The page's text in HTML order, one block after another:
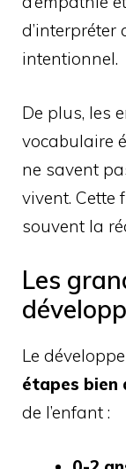
d’interpréter
intentionnel.
De plus, les
vocabulaire
ne savent
vivent.
souvent la
Les
Le
étapes bien
de l’enfant :